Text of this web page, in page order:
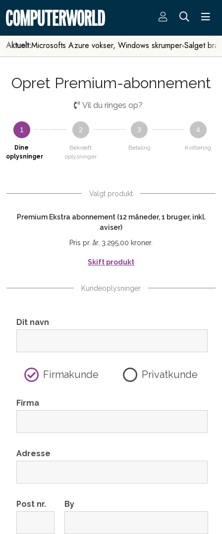
Aktuelt:Microsofts Azure vokser, Windows skrumper Salget
Opret Premium-abonnement
Vil du ringes op?
1
Dine
oplysninger
2
Bekræft
oplysninger
3
Betaling
4
Kvittering
Valgt produkt
Premium Ekstra abonnement (12 måneder, 1 bruger, inkl.
aviser)
Pris pr. år. 3.295,00 kroner.
Skift produkt
Kundeoplysninger
Dit navn
Firmakunde Privatkunde
Firma
Adresse
Post nr. By